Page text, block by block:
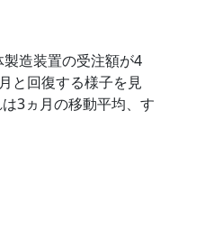
造装置の受注額が4
と回復する様子を見
3ヵ月の移動平均、す